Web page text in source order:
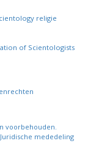
religie
of Scientologists
voorbehouden.
Juridische mededeling